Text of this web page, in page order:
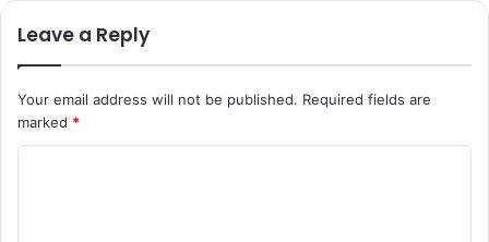
Leave a Reply
Your email address will not be published. Required fields are
marked *